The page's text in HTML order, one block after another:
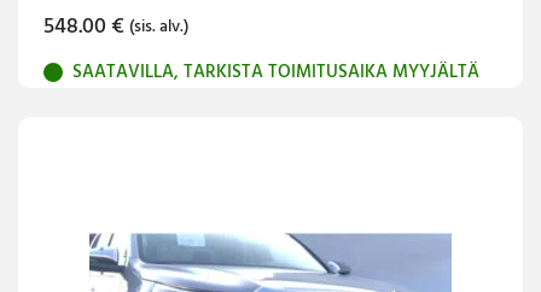
548.00€ (sis. alv.)
SAATAVILLA, TARKISTA TOIMITUSAIKA MYYJÄLTÄ